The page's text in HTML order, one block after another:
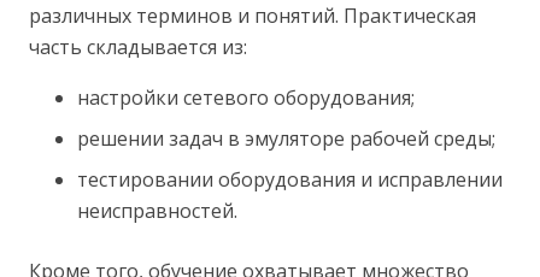
различных терминов и понятий. Практическая
часть складывается из:
настройки сетевого оборудования;
решении задач в эмуляторе рабочей среды;
тестировании оборудования и исправлении
неисправностей.
Кроме того, обучение охватывает множество